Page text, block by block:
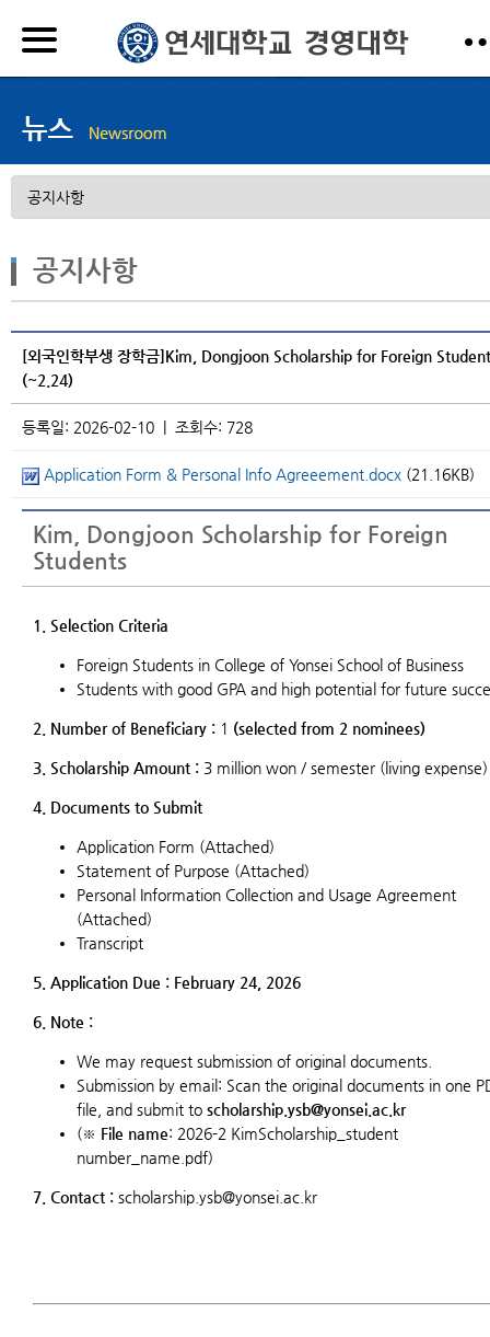
공지사항
[외국인학부생 장학금]Kim, Dongjoon Scholarship for Foreign
(~2.24)
등록일: 2026-02-10 | 조회수: 728
Application Form & Personal Info Agreeement.docx (21.16KB)
Kim, Dongjoon Scholarship for Foreign
Students
1. Selection Criteria
Foreign Students in College of Yonsei School of Business
Students with good GPA and high potential for future
2. Number of Beneficiary : 1 (selected from 2 nominees)
3. Scholarship Amount : 3 million won / semester (living expense)
4. Documents to Submit
Application Form (Attached)
Statement of Purpose (Attached)
Personal Information Collection and Usage Agreement
(Attached)
Transcript
5. Application Due : February 24 , 2026
6. Note :
We may request submission of original documents.
Submission by email: Scan the original documents in one
file, and submit to scholarship.ysb@yonsei.ac.kr
(※ File name: 2026-2 KimScholarship_student
number_name.pdf)
7. Contact : scholarship.ysb@yonsei.ac.kr